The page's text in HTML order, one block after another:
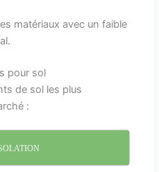
matériaux avec un faible
pour sol
de sol les plus
: